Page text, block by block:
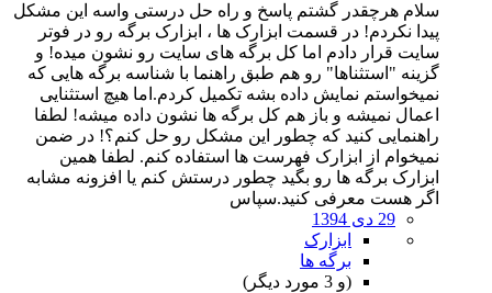
سلام هرچقدر گشتم پاسخ و راه حل درستی واسه این مشکل
پیدا نکردم! در قسمت ابزارک ها ، ابزارک برگه رو در فوتر
سایت قرار دادم اما کل برگه های سایت رو نشون میده! و
گزینه "استثناها" رو هم طبق راهنما با شناسه برگه هایی که
نمیخواستم نمایش داده بشه تکمیل کردم.اما هیچ استثنایی
اعمال نمیشه و باز هم کل برگه ها نشون داده میشه! لطفا
راهنمایی کنید که چطور این مشکل رو حل کنم؟! در ضمن
نمیخوام از ابزارک فهرست ها استفاده کنم. لطفا همین
ابزارک برگه ها رو بگید چطور درستش کنم یا افزونه مشابه
اگر هست معرفی کنید.سپاس
29 دی 1394
ابزارک
برگه ها
(و 3 مورد دیگر)